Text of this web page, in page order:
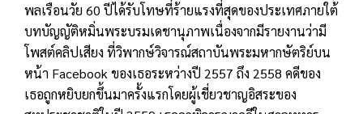
พลเรือนวัย 60 ปีได้รับโทษที่ร้ายแรงที่สุดของประเทศภายใต้
บทบัญญัติหมิ่นพระบรมเดชานุภาพเนื่องจากมีรายงานว่ามี
โพสต์คลิปเสียง ที่วิพากษ์วิจารณ์สถาบันพระมหากษัตริย์บน
หน้า Facebook ของเธอระหว่างปี 2557 ถึง 2558 คดีของ
เธอถูกหยิบยกขึ้นมาครั้งแรกโดยผู้เชี่ยวชาญอิสระของ